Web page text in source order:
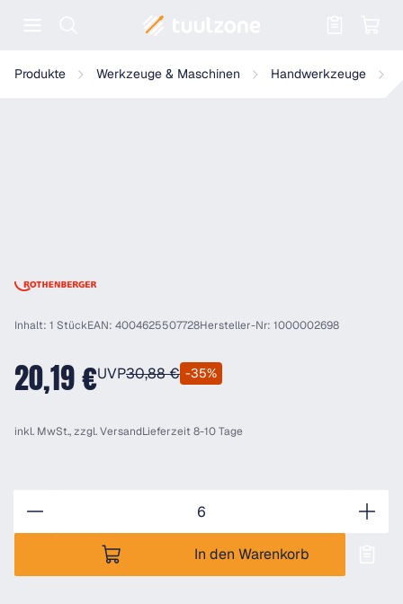
Produkte Werkzeuge & Maschinen Handwerkzeuge
Rothenberger ROGRIP M 7" 2K mit Kunststoffgriffen
Inhalt: 1 StückEAN: 4004625507728Hersteller-Nr: 1000002698
20,19 €UVP30,88 € -35%
inkl. MwSt., zzgl.VersandLieferzeit 8-10 Tage
In den Warenkorb